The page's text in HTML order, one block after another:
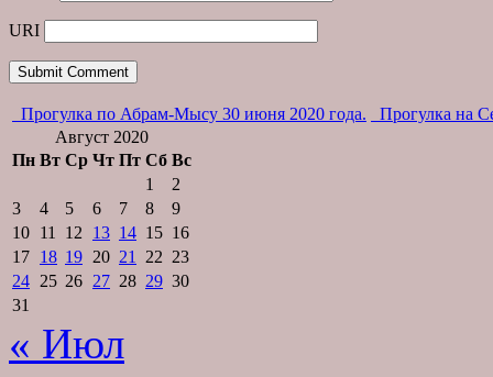
URI
Прогулка по Абрам-Мысу 30 июня 2020 года.
Прогулка на
Август 2020
Пн Вт Ср Чт Пт Сб Вс
1
2
3
4 5 6 7 8
9
10 11 12 13 14 15 16
17 18 19 20 21 22 23
24 25 26 27 28 29 30
31
« Июл